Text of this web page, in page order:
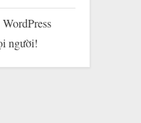
người!